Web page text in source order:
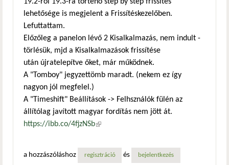
lehetősége is megjelent a Frissítéskezelőben.
Lefuttattam.
Előzőleg a panelon lévő 2 Kisalkalmazás, nem indult -
törlésük, mjd a Kisalkalmazások frissítése
után újratelepítve őket, már működnek.
A "Tomboy" jegyzettömb maradt. (nekem ez így
nagyon jól megfelel.)
A "Timeshift" Beállítások -> Felhsználók fülén az
állítólag javított magyar fordítás nem jött át.
https://ibb.co/4fjzNSb(külső hivatkozás)
a hozzászóláshoz regisztráció és bejelentkezés